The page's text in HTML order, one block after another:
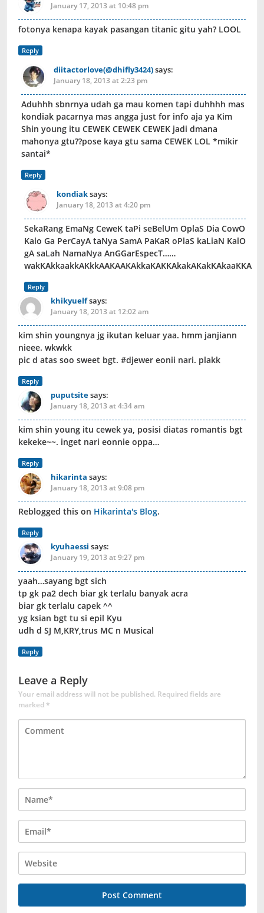
January 17, 2013 at 10:48 pm
fotonya kenapa kayak pasangan titanic gitu yah? LOOL
Reply
diitactorlove(@dhifly3424)says:
January 18, 2013 at 2:23 pm
Aduhhh sbnrnya udah ga mau komen tapi duhhhh mas
kondiak pacarnya mas angga just for info aja ya Kim
Shin young itu CEWEK CEWEK CEWEK jadi dmana
mahonya gtu??pose kaya gtu sama CEWEK LOL *mikir
santai*
Reply
kondiaksays:
January 18, 2013 at 4:20 pm
SekaRang EmaNg CeweK taPi seBelUm OplaS Dia CowO
Kalo Ga PerCayA taNya SamA PaKaR oPlaS kaLiaN KalO
gA saLah NamaNya AnGGarEspecT……
wakKAkkaakkAKkkAAKAAKAkkaKAKKAkakAKakKAkaaKKA
Reply
khikyuelfsays:
January 18, 2013 at 12:02 am
kim shin youngnya jg ikutan keluar yaa. hmm janjiann
nieee. wkwkk
pic d atas soo sweet bgt. #djewer eonii nari. plakk
Reply
puputsitesays:
January 18, 2013 at 4:34 am
kim shin young itu cewek ya, posisi diatas romantis bgt
kekeke~~. inget nari eonnie oppa…
Reply
hikarinta says:
January 18, 2013 at 9:08 pm
Reblogged this on Hikarinta's Blog.
Reply
kyuhaessi says:
January 19, 2013 at 9:27 pm
yaah…sayang bgt sich
tp gk pa2 dech biar gk terlalu banyak acra
biar gk terlalu capek ^^
yg ksian bgt tu si epil Kyu
udh d SJ M,KRY,trus MC n Musical
Reply
Leave a Reply
Your email address will not be published. Required fields are
marked*